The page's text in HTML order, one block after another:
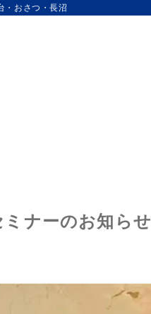
・おさつ・長沼
ミナーのお知らせ